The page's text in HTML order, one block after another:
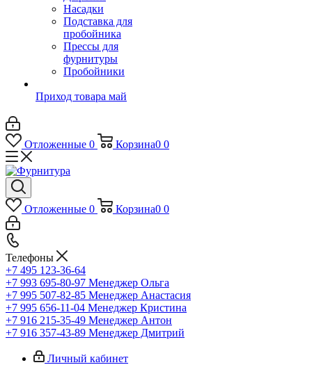
Насадки
Подставка для
пробойника
Прессы для
фурнитуры
Пробойники
Приход товара май
Отложенные 0 Корзина0 0
Отложенные 0 Корзина0 0
Телефоны
+7 495 123-36-64
+7 993 695-80-97 Менеджер Ольга
+7 995 507-82-85 Менеджер Анастасия
+7 995 656-11-04 Менеджер Кристина
+7 916 215-35-49 Менеджер Антон
+7 916 357-43-89 Менеджер Дмитрий
Личный кабинет